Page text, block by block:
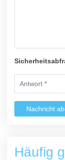
Nachricht
Häufig